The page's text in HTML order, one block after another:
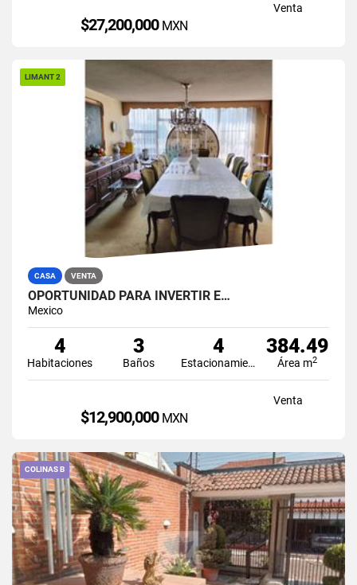
Venta
$27,200,000 MXN
LIMANT 2
CASA VENTA
OPORTUNIDAD PARA INVERTIR E…
Mexico
4
Habitaciones
3
Baños
4
Estacionamiento
384.49
Área m2
Venta
$12,900,000 MXN
COLINAS B